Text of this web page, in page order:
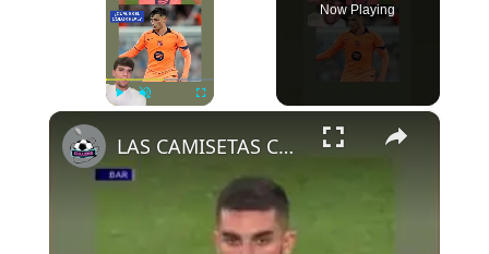
Now Playing
×
LAS CAMISETAS CAMBIAN DE COLOR